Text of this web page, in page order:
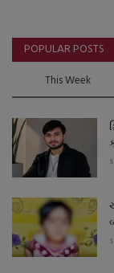
POPULAR POSTS
This Week